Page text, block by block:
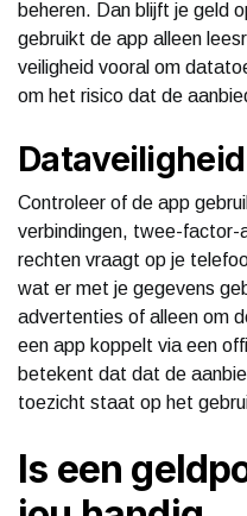
beheren. Dan blijft je geld
gebruikt de app alleen
veiligheid vooral om
om het risico dat de
Controleer of de app
verbindingen, twee-factor-
rechten vraagt op je
wat er met je gegevens
advertenties of alleen om
een app koppelt via een
betekent dat dat de
toezicht staat op het
Is een